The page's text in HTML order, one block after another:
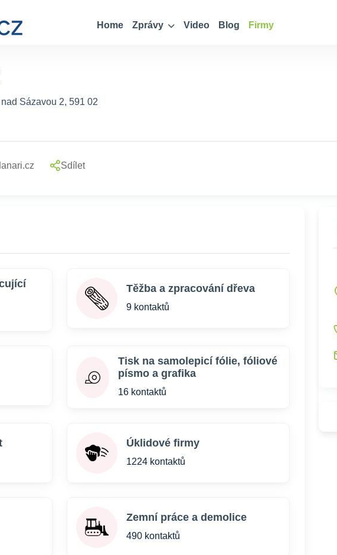
Home Zprávy Video Blog Firmy
Sázavou 2, 591 02
Sdílet
Těžba a zpracování dřeva
9 kontaktů
Tisk na samolepicí fólie, fóliové
písmo a grafika
16 kontaktů
Úklidové firmy
1224 kontaktů
Zemní práce a demolice
490 kontaktů